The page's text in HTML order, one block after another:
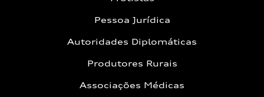
Pessoa Jurídica
Autoridades Diplomáticas
Produtores Rurais
Associações Médicas